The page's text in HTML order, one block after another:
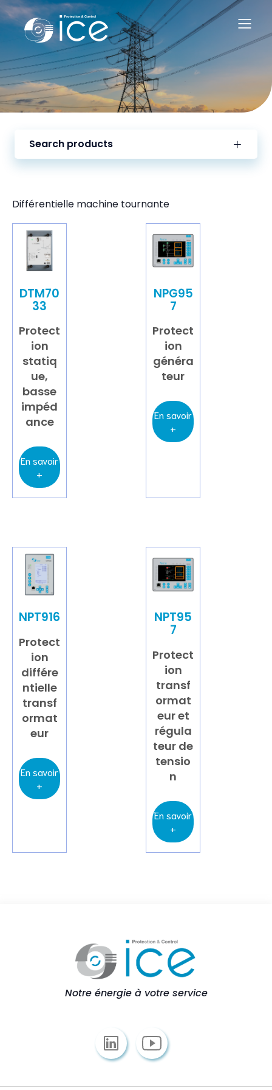
Search products
Différentielle machine tournante
DTM70
33
Protect
ion
statiq
ue,
basse
impéd
ance
En savoir
+
NPG95
7
Protect
ion
généra
teur
En savoir
+
NPT916
Protect
ion
différe
ntielle
transf
ormat
eur
En savoir
+
NPT95
7
Protect
ion
transf
ormat
eur et
régula
teur de
tensio
n
En savoir
+
Notre énergie à votre service